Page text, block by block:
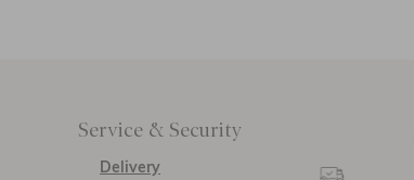
Service & Security
Delivery